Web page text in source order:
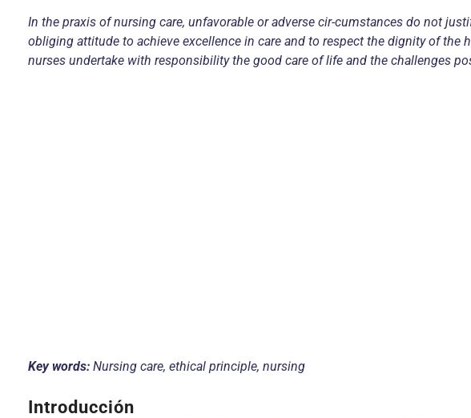
In the praxis of nursing care, unfavorable or adverse cir-cumstances do not
obliging attitude to achieve excellence in care and to respect the dignity of
nurses undertake with responsibility the good care of life and the challenges
Key words: Nursing care, ethical principle, nursing
Introducción